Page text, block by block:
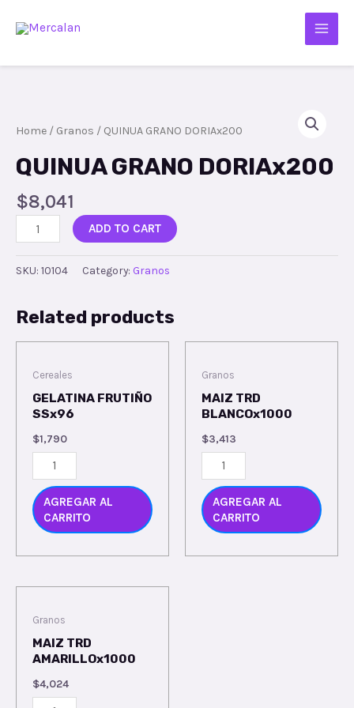
Home / Granos / QUINUA GRANO DORIAx200
QUINUA GRANO DORIAx200
$8,041
ADD TO CART
SKU: 10104 Category: Granos
Related products
Cereales
GELATINA FRUTIÑO
SSx96
$1,790
AGREGAR AL
CARRITO
Granos
MAIZ TRD
BLANCOx1000
$3,413
AGREGAR AL
CARRITO
Granos
MAIZ TRD
AMARILLOx1000
$4,024